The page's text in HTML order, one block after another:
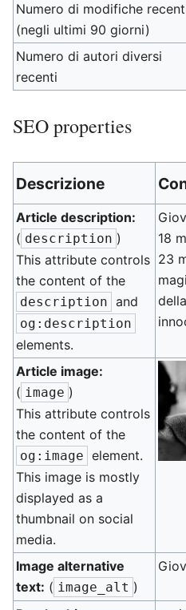
Numero di modifiche
(negli ultimi 90 giorni)
Numero di autori diversi
recenti
SEO properties
Descrizione
Article description:
( description )
This attribute controls
the content of the
description and
og:description
elements.
18
23
Article image:
( image )
This attribute controls
the content of the
og:image element.
This image is mostly
displayed as a
thumbnail on social
media.
Image alternative
text: ( image_alt )